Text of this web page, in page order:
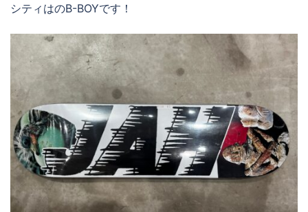
シティはのB-BOYです！